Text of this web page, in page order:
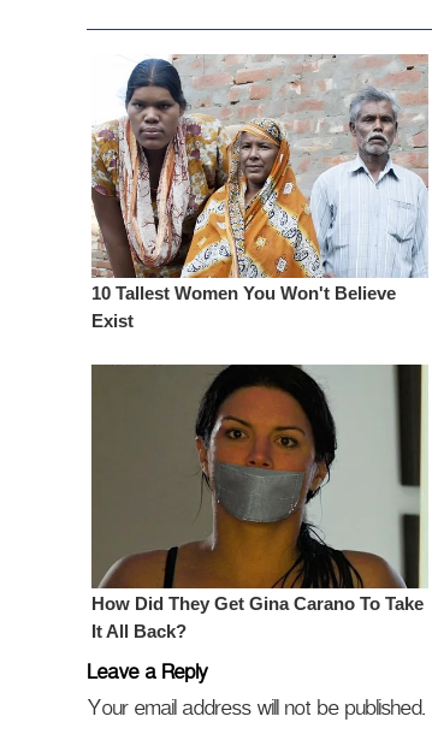
Leave a Reply
Your email address will not be published.